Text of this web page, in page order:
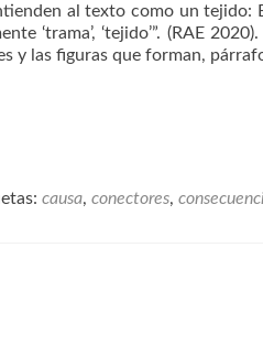
al texto como un tejido:
‘trama’, ‘tejido’”. (RAE
y las figuras que forman,
causa, conectores,